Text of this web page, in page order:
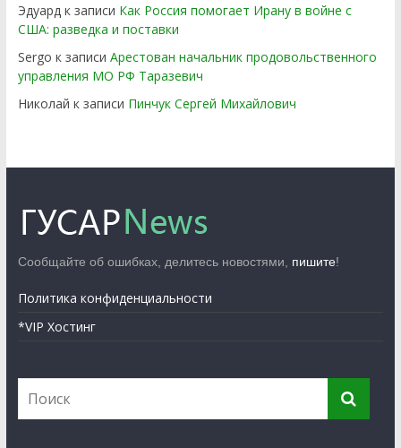
Эдуард к записи Как Россия помогает Ирану в войне с
США: разведка и поставки
Sergo к записи Арестован начальник продовольственного
управления МО РФ Таразевич
Николай к записи Пинчук Сергей Михайлович
Сообщайте об ошибках, делитесь новостями, пишите!
Политика конфиденциальности
*VIP Хостинг